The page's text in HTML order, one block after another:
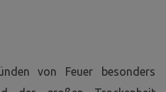
von Feuer besonders